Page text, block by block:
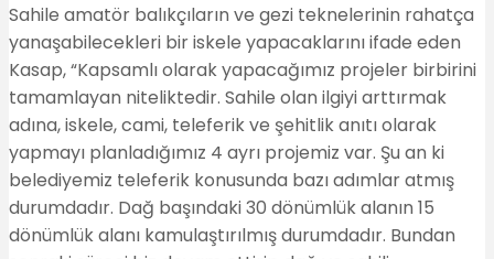
Sahile amatör balıkçıların ve gezi teknelerinin rahatça
yanaşabilecekleri bir iskele yapacaklarını ifade eden
Kasap, “Kapsamlı olarak yapacağımız projeler birbirini
tamamlayan niteliktedir. Sahile olan ilgiyi arttırmak
adına, iskele, cami, teleferik ve şehitlik anıtı olarak
yapmayı planladığımız 4 ayrı projemiz var. Şu an ki
belediyemiz teleferik konusunda bazı adımlar atmış
durumdadır. Dağ başındaki 30 dönümlük alanın 15
dönümlük alanı kamulaştırılmış durumdadır. Bundan